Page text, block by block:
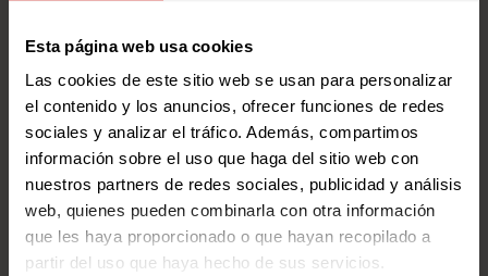
Esta página web usa cookies
Las cookies de este sitio web se usan para personalizar
el contenido y los anuncios, ofrecer funciones de redes
sociales y analizar el tráfico. Además, compartimos
información sobre el uso que haga del sitio web con
nuestros partners de redes sociales, publicidad y análisis
web, quienes pueden combinarla con otra información
que les haya proporcionado o que hayan recopilado a
partir del uso que haya hecho de sus servicios.
SUSCRIBIR
Síguenos en las redes